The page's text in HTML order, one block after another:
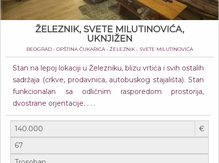
ŽELEZNIK, SVETE MILUTINOVIĆA,
UKNJIŽEN
BEOGRAD • OPŠTINA ČUKARICA • ŽELEZNIK • SVETE MILUTINOVIĆA
Stan na lepoj lokaciji u Železniku, blizu vrtića i svih ostalih
sadržaja (crkve, prodavnica, autobuskog stajališta). Stan
funkcionalan sa odličnim rasporedom prostorija,
dvostrane orjentacije. . . .
€